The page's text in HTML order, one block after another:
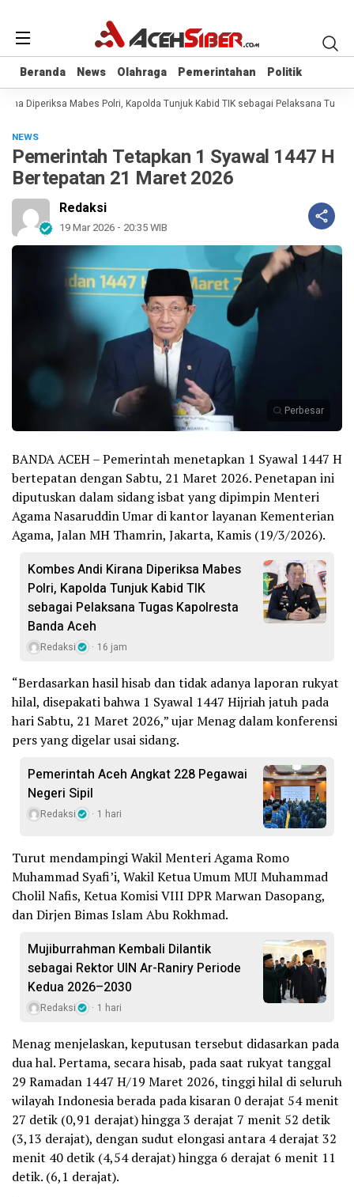
Beranda News Olahraga Pemerintahan Politik
Beranda News Olahraga Pemerintahan Politik
Diperiksa Mabes Polri, Kapolda Tunjuk Kabid TIK sebagai Pelaksana Tugas
NEWS
Pemerintah Tetapkan 1 Syawal 1447 H
Bertepatan 21 Maret 2026
Redaksi
19 Mar 2026 - 20:35 WIB
Perbesar
BANDA ACEH – Pemerintah menetapkan 1 Syawal 1447 H
bertepatan dengan Sabtu, 21 Maret 2026. Penetapan ini
diputuskan dalam sidang isbat yang dipimpin Menteri
Agama Nasaruddin Umar di kantor layanan Kementerian
Agama, Jalan MH Thamrin, Jakarta, Kamis (19/3/2026).
Kombes Andi Kirana Diperiksa Mabes
Polri, Kapolda Tunjuk Kabid TIK
sebagai Pelaksana Tugas Kapolresta
Banda Aceh
Redaksi 16 jam
“Berdasarkan hasil hisab dan tidak adanya laporan rukyat
hilal, disepakati bahwa 1 Syawal 1447 Hijriah jatuh pada
hari Sabtu, 21 Maret 2026,” ujar Menag dalam konferensi
pers yang digelar usai sidang.
Pemerintah Aceh Angkat 228 Pegawai
Negeri Sipil
Redaksi 1 hari
Turut mendampingi Wakil Menteri Agama Romo
Muhammad Syafi’i, Wakil Ketua Umum MUI Muhammad
Cholil Nafis, Ketua Komisi VIII DPR Marwan Dasopang,
dan Dirjen Bimas Islam Abu Rokhmad.
Mujiburrahman Kembali Dilantik
sebagai Rektor UIN Ar-Raniry Periode
Kedua 2026–2030
Redaksi 1 hari
Menag menjelaskan, keputusan tersebut didasarkan pada
dua hal. Pertama, secara hisab, pada saat rukyat tanggal
29 Ramadan 1447 H/19 Maret 2026, tinggi hilal di seluruh
wilayah Indonesia berada pada kisaran 0 derajat 54 menit
27 detik (0,91 derajat) hingga 3 derajat 7 menit 52 detik
(3,13 derajat), dengan sudut elongasi antara 4 derajat 32
menit 40 detik (4,54 derajat) hingga 6 derajat 6 menit 11
detik. (6,1 derajat).